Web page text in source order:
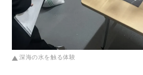
深海の水を触る体験